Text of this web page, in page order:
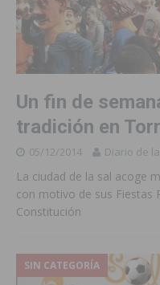
Un fin de
tradición en
05/12/2014 Diario de
La ciudad de la sal acoge
con motivo de sus Fiestas
Constitución
SIN CATEGORÍA